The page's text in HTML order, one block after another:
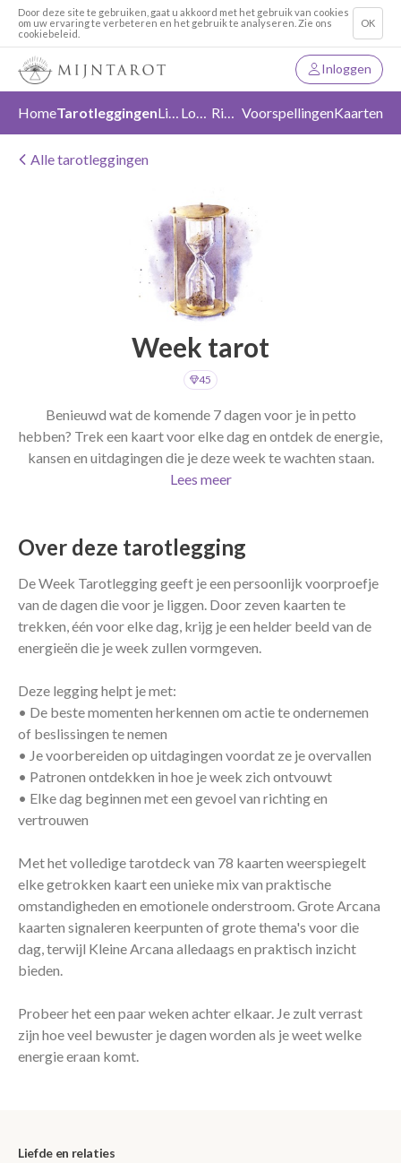
Door deze site te gebruiken, gaat u akkoord met het gebruik van cookies
om uw ervaring te verbeteren en het gebruik te analyseren. Zie ons
cookiebeleid.
OK
Inloggen
HomeTarotleggingen Liefde Loslaten Richting VoorspellingenKaarten
Alle tarotleggingen
Week tarot
45
Benieuwd wat de komende 7 dagen voor je in petto
hebben? Trek een kaart voor elke dag en ontdek de energie,
kansen en uitdagingen die je deze week te wachten staan.
Lees meer
Over deze tarotlegging
De Week Tarotlegging geeft je een persoonlijk voorproefje
van de dagen die voor je liggen. Door zeven kaarten te
trekken, één voor elke dag, krijg je een helder beeld van de
energieën die je week zullen vormgeven.
Deze legging helpt je met:
• De beste momenten herkennen om actie te ondernemen
of beslissingen te nemen
• Je voorbereiden op uitdagingen voordat ze je overvallen
• Patronen ontdekken in hoe je week zich ontvouwt
• Elke dag beginnen met een gevoel van richting en
vertrouwen
Met het volledige tarotdeck van 78 kaarten weerspiegelt
elke getrokken kaart een unieke mix van praktische
omstandigheden en emotionele onderstroom. Grote Arcana
kaarten signaleren keerpunten of grote thema's voor die
dag, terwijl Kleine Arcana alledaags en praktisch inzicht
bieden.
Probeer het een paar weken achter elkaar. Je zult verrast
zijn hoe veel bewuster je dagen worden als je weet welke
energie eraan komt.
Liefde en relaties